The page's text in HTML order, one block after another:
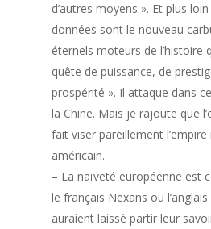
d’autres moyens ». Et plus
données sont le nouveau
éternels moteurs de l’histoire
quête de puissance, de
prospérité ». Il attaque dans
la Chine. Mais je rajoute que
fait viser pareillement
américain.
– La naïveté européenne est
le français Nexans ou
auraient laissé partir leur